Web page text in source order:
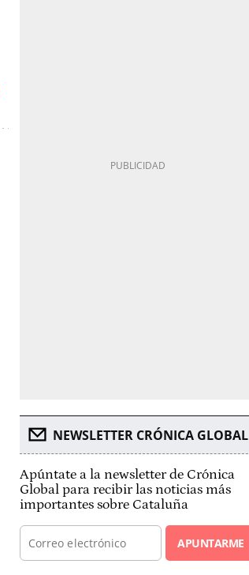
NEWSLETTER CRÓNICA GLOBAL
Apúntate a la newsletter de Crónica
Global para recibir las noticias más
importantes sobre Cataluña
APUNTARME